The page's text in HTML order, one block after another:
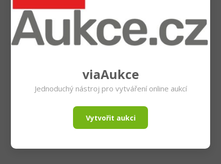
viaAukce
Jednoduchý nástroj pro vytváření online aukcí
Vytvořit aukci